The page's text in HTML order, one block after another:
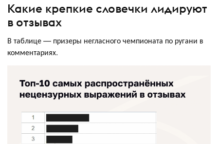
Какие крепкие словечки лидируют
в отзывах
В таблице — призеры негласного чемпионата по ругани в
комментариях.